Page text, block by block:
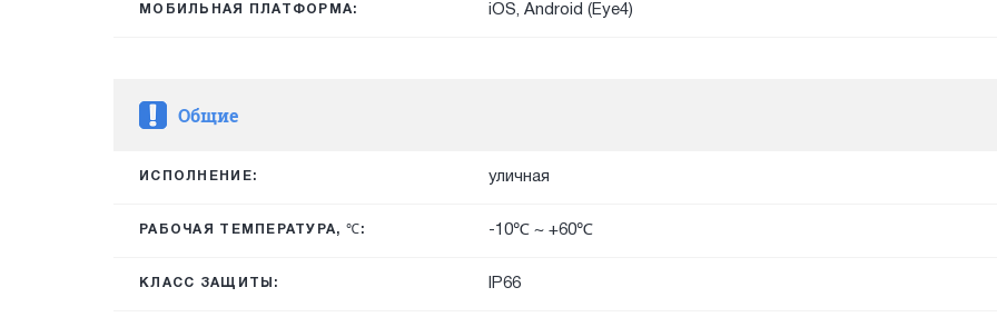
МОБИЛЬНАЯ ПЛАТФОРМА: iOS, Android (Eye4)
Общие
ИСПОЛНЕНИЕ: уличная
РАБОЧАЯ ТЕМПЕРАТУРА, ℃: -10℃ ~ +60℃
КЛАСС ЗАЩИТЫ: IP66